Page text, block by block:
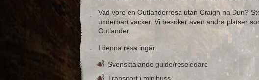
Vad vore en Outlanderresa utan Craigh na Dun?
underbart vacker. Vi besöker även andra platser
Outlander.
I denna resa ingår:
Svensktalande guide/reseledare
Transport i minibuss